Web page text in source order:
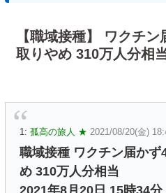
【職域接種】 ワクチ
取りやめ 310万人分相
1: 孤高の旅人 ★ 2021/08/20(金)
職域接種 ワクチン届か
め 310万人分相当
2021年8月20日 15時34分